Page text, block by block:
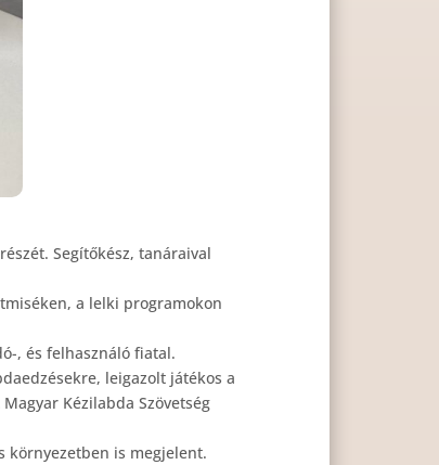
Segítőkész, tanáraival
a lelki programokon
, és felhasználó fiatal.
leigazolt játékos a
Kézilabda Szövetség
környezetben is megjelent.